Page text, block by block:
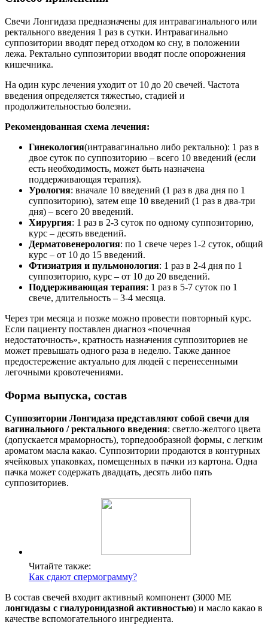
Свечи Лонгидаза предназначены для интравагинального или
ректального введения 1 раз в сутки. Интравагинально
суппозитории вводят перед отходом ко сну, в положении
лежа. Ректально суппозитории вводят после опорожнения
кишечника.
На один курс лечения уходит от 10 до 20 свечей. Частота
введения определяется тяжестью, стадией и
продолжительностью болезни.
Рекомендованная схема лечения:
Гинекология(интравагинально либо ректально): 1 раз в
двое суток по суппозиторию – всего 10 введений (если
есть необходимость, может быть назначена
поддерживающая терапия).
Урология: вначале 10 введений (1 раз в два дня по 1
суппозиторию), затем еще 10 введений (1 раз в два-три
дня) – всего 20 введений.
Хирургия: 1 раз в 2-3 суток по одному суппозиторию,
курс – десять введений.
Дерматовенерология: по 1 свече через 1-2 суток, общий
курс – от 10 до 15 введений.
Фтизиатрия и пульмонология: 1 раз в 2-4 дня по 1
суппозиторию, курс – от 10 до 20 введений.
Поддерживающая терапия: 1 раз в 5-7 суток по 1
свече, длительность – 3-4 месяца.
Через три месяца и позже можно провести повторный курс.
Если пациенту поставлен диагноз «почечная
недостаточность», кратность назначения суппозиториев не
может превышать одного раза в неделю. Также данное
предостережение актуально для людей с перенесенными
легочными кровотечениями.
Форма выпуска, состав
Суппозитории Лонгидаза представляют собой свечи для
вагинального / ректального введения: светло-желтого цвета
(допускается мраморность), торпедообразной формы, с легким
ароматом масла какао. Суппозитории продаются в контурных
ячейковых упаковках, помещенных в пачки из картона. Одна
пачка может содержать двадцать, десять либо пять
суппозиториев.
Читайте также:
Как сдают спермограмму?
В состав свечей входит активный компонент (3000 МЕ
лонгидазы с гиалуронидазной активностью) и масло какао в
качестве вспомогательного ингредиента.